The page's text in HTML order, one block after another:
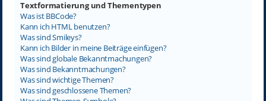
Textformatierung und Thementypen
Was ist BBCode?
Kann ich HTML benutzen?
Was sind Smileys?
Kann ich Bilder in meine Beiträge einfügen?
Was sind globale Bekanntmachungen?
Was sind Bekanntmachungen?
Was sind wichtige Themen?
Was sind geschlossene Themen?